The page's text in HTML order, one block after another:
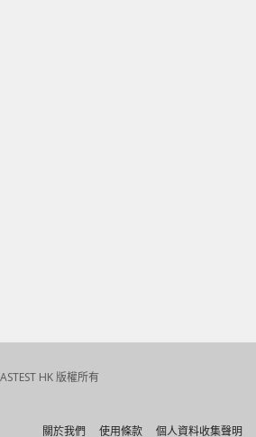
HK 版權所有
關於我們 使用條款 個人資料收集聲明